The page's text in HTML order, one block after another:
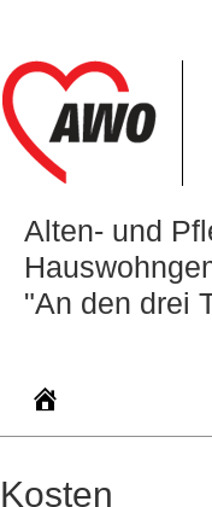
springen
springen
springen
Alten‑ und
"An den drei
Kosten